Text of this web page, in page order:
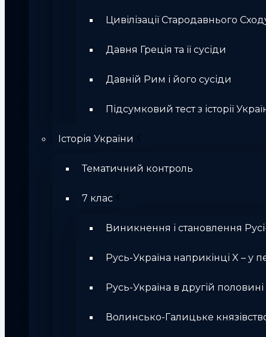
Цивілізації Стародавнього
Давня Греція та її сусіди
Давній Рим і його сусіди
Підсумковий тест з історії
Історія України
Тематичний контроль
7 клас
Виникнення і становлення
Русь-Україна наприкінці X – у
Русь-Україна в другій половині
Волинсько-Галицьке